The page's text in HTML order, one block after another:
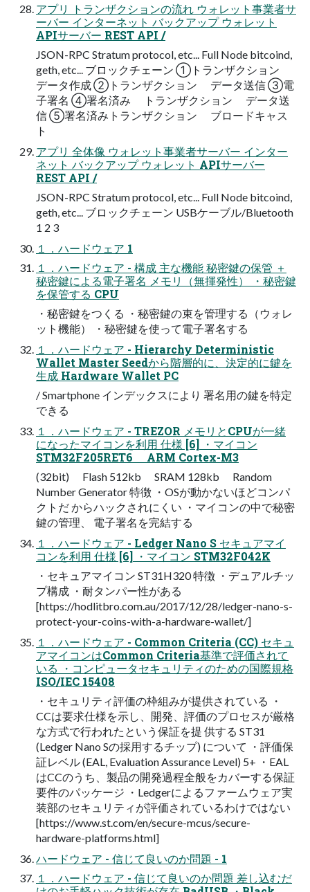
アプリ トランザクションの流れ ウォレット事業者サ
ーバー インターネット バックアップ ウォレット
APIサーバー REST API /
JSON-RPC Stratum protocol, etc... Full Node bitcoind,
geth, etc... ブロックチェーン ①トランザクション
データ作成 ②トランザクション データ送信 ③電
子署名 ④署名済み トランザクション データ送
信 ⑤署名済みトランザクション ブロードキャス
ト
アプリ 全体像 ウォレット事業者サーバー インター
ネット バックアップ ウォレット APIサーバー
REST API /
JSON-RPC Stratum protocol, etc... Full Node bitcoind,
geth, etc... ブロックチェーン USBケーブル/Bluetooth
1 2 3
１．ハードウェア 1
１．ハードウェア - 構成 主な機能 秘密鍵の保管 ＋
秘密鍵による電子署名 メモリ（無揮発性） ・秘密鍵
を保管する CPU
・秘密鍵をつくる ・秘密鍵の束を管理する（ウォレ
ット機能） ・秘密鍵を使って電子署名する
１．ハードウェア - Hierarchy Deterministic
Wallet Master Seedから階層的に、決定的に鍵を
生成 Hardware Wallet PC
/ Smartphone インデックスにより 署名用の鍵を特定
できる
１．ハードウェア - TREZOR メモリとCPUが一緒
になったマイコンを利用 仕様 [6] ・マイコン
STM32F205RET6 ARM Cortex-M3
(32bit) Flash 512kb SRAM 128kb Random
Number Generator 特徴 ・OSが動かないほどコンパ
クトだ からハックされにくい ・マイコンの中で秘密
鍵の管理、 電子署名を完結する
１．ハードウェア - Ledger Nano S セキュアマイ
コンを利用 仕様 [6] ・マイコン STM32F042K
・セキュアマイコン ST31H320 特徴 ・デュアルチッ
プ構成 ・耐タンパー性がある
[https://hodlitbro.com.au/2017/12/28/ledger-nano-s-
protect-your-coins-with-a-hardware-wallet/]
１．ハードウェア - Common Criteria (CC) セキュ
アマイコンはCommon Criteria基準で評価されて
いる ・コンピュータセキュリティのための国際規格
ISO/IEC 15408
・セキュリティ評価の枠組みが提供されている ・
CCは要求仕様を示し、開発、評価のプロセスが厳格
な方式で行われたという保証を提 供する ST31
(Ledger Nano Sの採用するチップ) について ・評価保
証レベル (EAL, Evaluation Assurance Level) 5+ ・EAL
はCCのうち、製品の開発過程全般をカバーする保証
要件のパッケージ ・Ledgerによるファームウェア実
装部のセキュリティが評価されているわけではない
[https://www.st.com/en/secure-mcus/secure-
hardware-platforms.html]
ハードウェア - 信じて良いのか問題 - 1
１．ハードウェア - 信じて良いのか問題 差し込むだ